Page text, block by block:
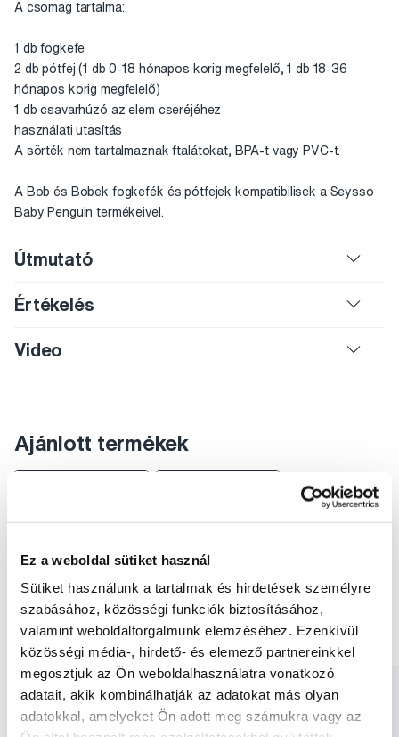
Ez a weboldal sütiket használ
Sütiket használunk a tartalmak és hirdetések személyre
szabásához, közösségi funkciók biztosításához,
valamint weboldalforgalmunk elemzéséhez. Ezenkívül
közösségi média-, hirdető- és elemező partnereinkkel
megosztjuk az Ön weboldalhasználatra vonatkozó
adatait, akik kombinálhatják az adatokat más olyan
adatokkal, amelyeket Ön adott meg számukra vagy az
A csomag tartalma:
1 db fogkefe
2 db pótfej (1 db 0-18 hónapos korig megfelelő, 1 db 18-36
hónapos korig megfelelő)
1 db csavarhúzó az elem cseréjéhez
használati utasítás
A sörték nem tartalmaznak ftalátokat, BPA-t vagy PVC-t.
A Bob és Bobek fogkefék és pótfejek kompatibilisek a Seysso
Baby Penguin termékeivel.
Útmutató
Értékelés
Video
Ajánlott termékek
Gyermek elektromos fogkefék Bob & Bobek
Fogkefék Bob & Bobek